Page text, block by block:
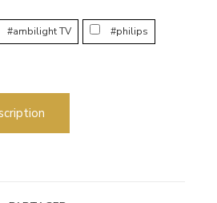
#ambilight TV #philips